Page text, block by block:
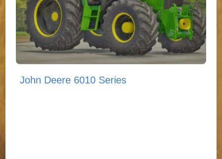
John Deere 6010 Series